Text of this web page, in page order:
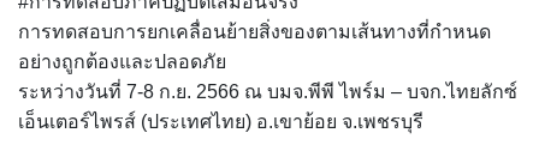
การทดสอบการยกเคลื่อนย้ายสิ่งของตามเส้นทางที่กำหนด
อย่างถูกต้องและปลอดภัย
ระหว่างวันที่ 7-8 ก.ย. 2566 ณ บมจ.พีพี ไพร์ม – บจก.ไทยลักซ์
เอ็นเตอร์ไพรส์ (ประเทศไทย) อ.เขาย้อย จ.เพชรบุรี